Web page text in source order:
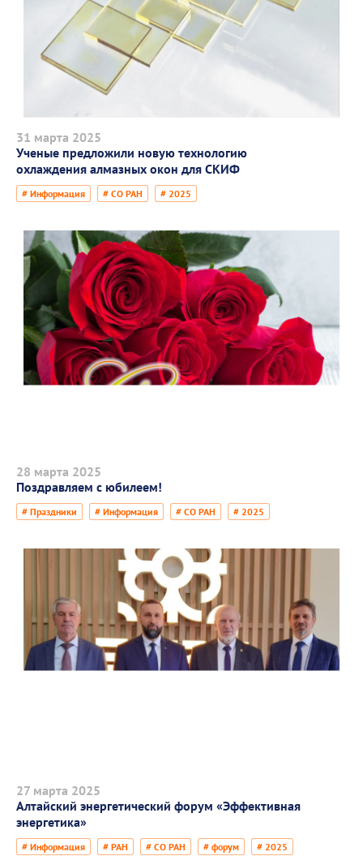
31 марта 2025
Ученые предложили новую технологию
охлаждения алмазных окон для СКИФ
# Информация # СО РАН # 2025
28 марта 2025
Поздравляем с юбилеем!
# Праздники # Информация # СО РАН # 2025
27 марта 2025
Алтайский энергетический форум «Эффективная
энергетика»
# Информация # РАН # СО РАН # форум # 2025